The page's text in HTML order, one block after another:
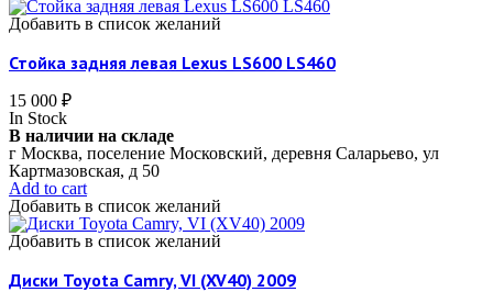
Добавить в список желаний
Стойка задняя левая Lexus LS600 LS460
15 000 ₽
In Stock
В наличии на складе
г Москва, поселение Московский, деревня Саларьево, ул
Картмазовская, д 50
Add to cart
Добавить в список желаний
Добавить в список желаний
Диски Toyota Camry, VI (XV40) 2009